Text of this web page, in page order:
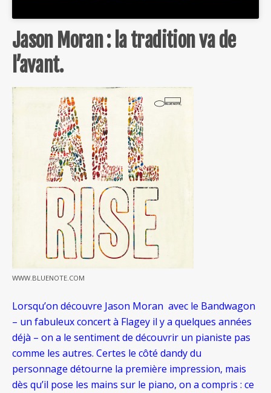
Jason Moran : la tradition va de
l’avant.
WWW.BLUENOTE.COM
Lorsqu’on découvre Jason Moran avec le Bandwagon
– un fabuleux concert à Flagey il y a quelques années
déjà – on a le sentiment de découvrir un pianiste pas
comme les autres. Certes le côté dandy du
personnage détourne la première impression, mais
dès qu’il pose les mains sur le piano, on a compris : ce